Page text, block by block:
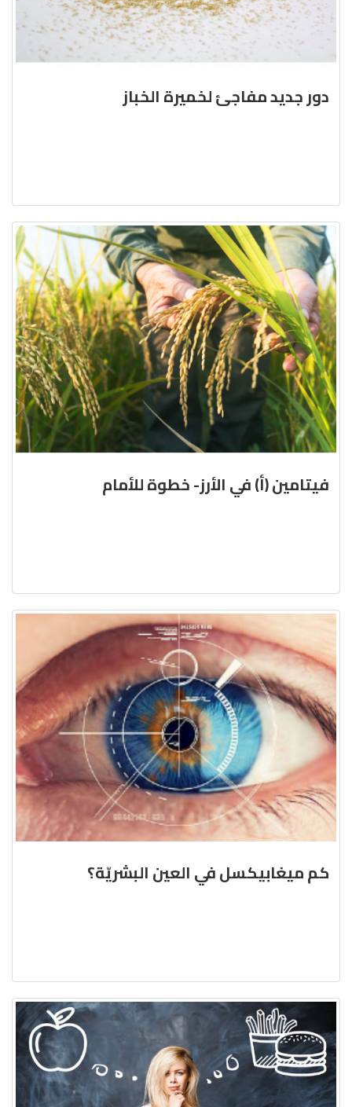
دور جديد مفاجئ لخميرة الخباز
فيتامين (أ) في الأرز- خطوة للأمام
كم ميغابيكسل في العين البشريّة؟